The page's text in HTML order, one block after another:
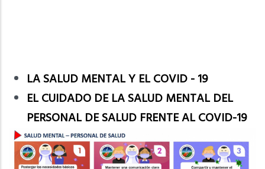
LA SALUD MENTAL Y EL COVID - 19
EL CUIDADO DE LA SALUD MENTAL DEL
PERSONAL DE SALUD FRENTE AL COVID-19